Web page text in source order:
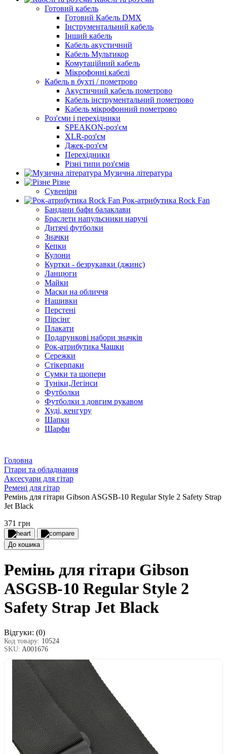
Готовий кабель
Готовий Кабель DMX
Інструментальний кабель
Інший кабель
Кабель акустичний
Кабель Мультикор
Комутаційний кабель
Мікрофонні кабелі
Кабель в бухті / пометрово
Акустичний кабель пометрово
Кабель інструментальний пометрово
Кабель мікрофонний пометрово
Роз'єми і перехідники
SPEAKON-роз'єм
XLR-роз'єм
Джек-роз'єм
Перехідники
Різні типи роз'ємів
Музична література
Різне
Сувеніри
Рок-атрибутика Rock Fan
Бандани бафи балаклави
Браслети напульсники наручі
Дитячі футболки
Значки
Кепки
Кулони
Куртки - безрукавки (джинс)
Ланцюги
Майки
Маски на обличчя
Нашивки
Перстені
Пірсінг
Плакати
Подарункові набори значків
Рок-атрибутика Чашки
Сережки
Стікерпаки
Сумки та шопери
Туніки,Легінси
Футболки
Футболки з довгим рукавом
Худі, кенгуру
Шапки
Шарфи
Головна
Гітари та обладнання
Аксесуари для гітар
Ремені для гітар
Ремінь для гітари Gibson ASGSB-10 Regular Style 2 Safety Strap
Jet Black
371 грн
До кошика
Ремінь для гітари Gibson
ASGSB-10 Regular Style 2
Safety Strap Jet Black
Відгуки: (0)
Код товару: 10524
SKU: A001676